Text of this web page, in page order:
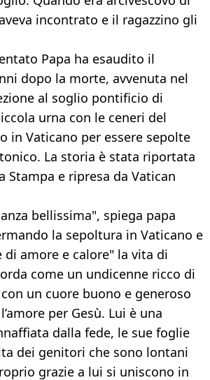
incontrato e il ragazzino gli
Papa ha esaudito il
dopo la morte, avvenuta nel
al soglio pontificio di
urna con le ceneri del
in Vaticano per essere sepolte
La storia è stata riportata
Stampa e ripresa da Vatican
bellissima", spiega papa
la sepoltura in Vaticano e
amore e calore" la vita di
come un undicenne ricco di
un cuore buono e generoso
per Gesù. Lui è una
dalla fede, le sue foglie
dei genitori che sono lontani
grazie a lui si uniscono in